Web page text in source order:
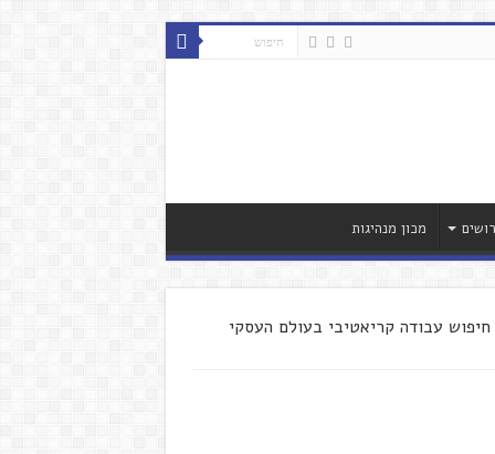
מכון מנהיגות
חיפוש עבודה קריאטיבי בעולם העסקי